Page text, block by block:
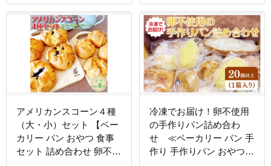
アメリカンスコーン４種
（大・小）セット 【ベー
カリー パン おやつ 食事
セット 詰め合わせ 卵不使
冷凍でお届け！卵不使用
の手作りパン詰め合わ
せ ≪ベーカリー パン 手
作り 手作りパン おやつ